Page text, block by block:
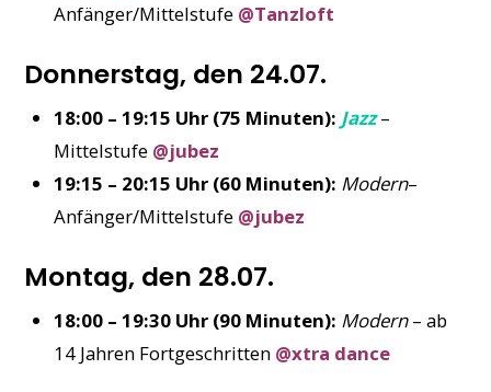
Anfänger/Mittelstufe @Tanzloft
Donnerstag, den 24.07.
18:00 – 19:15 Uhr (75 Minuten): Jazz–
Mittelstufe @jubez
19:15 – 20:15 Uhr (60 Minuten): Modern–
Anfänger/Mittelstufe @jubez
Montag, den 28.07.
18:00 – 19:30 Uhr (90 Minuten): Modern– ab
14 Jahren Fortgeschritten @xtra dance